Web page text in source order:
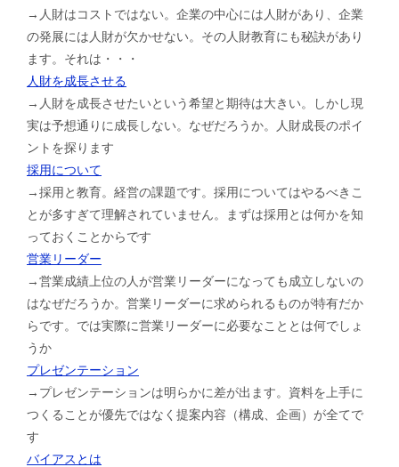
→人財はコストではない。企業の中心には人財があり、企業
の発展には人財が欠かせない。その人財教育にも秘訣があり
ます。それは・・・
人財を成長させる
→人財を成長させたいという希望と期待は大きい。しかし現
実は予想通りに成長しない。なぜだろうか。人財成長のポイ
ントを探ります
採用について
→採用と教育。経営の課題です。採用についてはやるべきこ
とが多すぎて理解されていません。まずは採用とは何かを知
っておくことからです
営業リーダー
→営業成績上位の人が営業リーダーになっても成立しないの
はなぜだろうか。営業リーダーに求められるものが特有だか
らです。では実際に営業リーダーに必要なこととは何でしょ
うか
プレゼンテーション
→プレゼンテーションは明らかに差が出ます。資料を上手に
つくることが優先ではなく提案内容（構成、企画）が全てで
す
バイアスとは